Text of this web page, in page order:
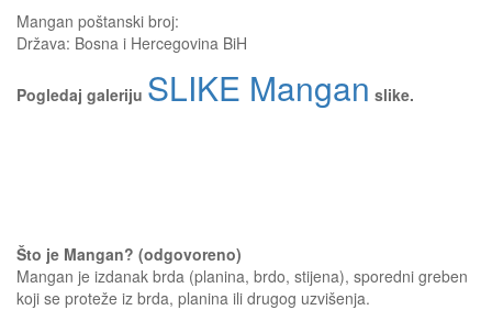
Mangan poštanski broj:
Država: Bosna i Hercegovina BiH
Pogledaj galeriju SLIKE Mangan slike.
Što je Mangan? (odgovoreno)
Mangan je izdanak brda (planina, brdo, stijena), sporedni greben
koji se proteže iz brda, planina ili drugog uzvišenja.